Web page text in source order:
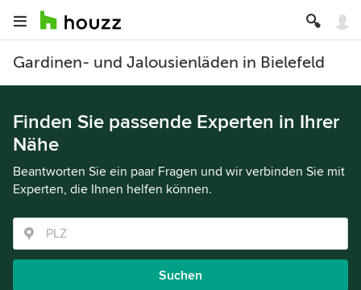
Gardinen- und Jalousienläden in Bielefeld
Finden Sie passende Experten in Ihrer
Nähe
Beantworten Sie ein paar Fragen und wir verbinden Sie mit
Experten, die Ihnen helfen können.
Suchen